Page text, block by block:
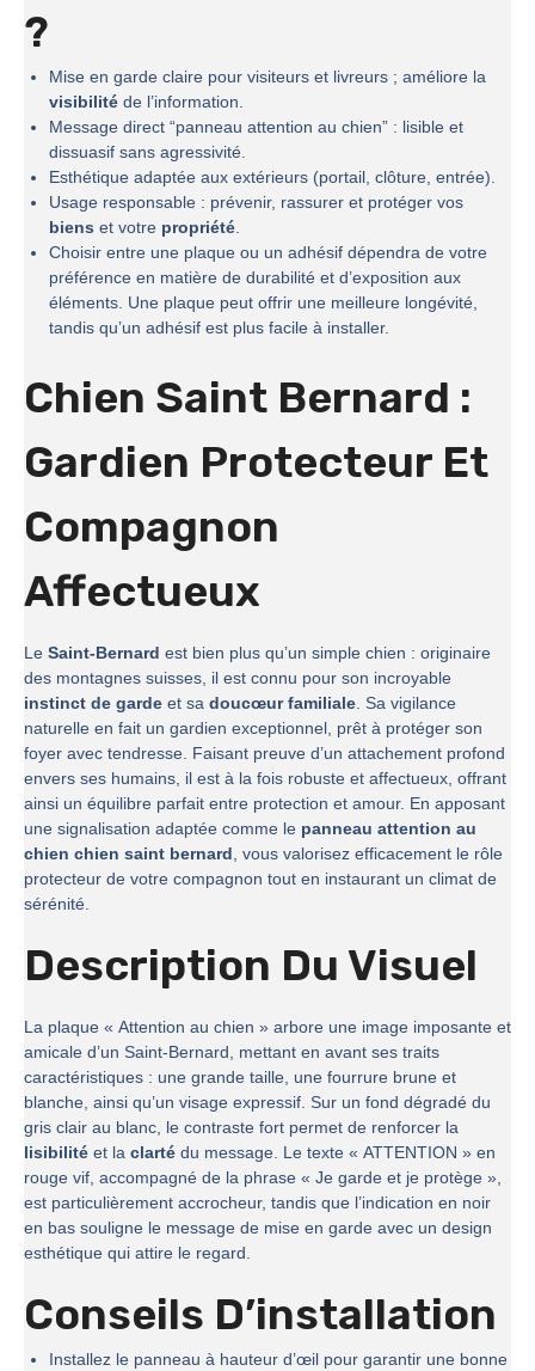
?
Mise en garde claire pour visiteurs et livreurs ; améliore la
visibilité de l’information.
Message direct “panneau attention au chien” : lisible et
dissuasif sans agressivité.
Esthétique adaptée aux extérieurs (portail, clôture, entrée).
Usage responsable : prévenir, rassurer et protéger vos
biens et votre propriété.
Choisir entre une plaque ou un adhésif dépendra de votre
préférence en matière de durabilité et d’exposition aux
éléments. Une plaque peut offrir une meilleure longévité,
tandis qu’un adhésif est plus facile à installer.
Chien Saint Bernard :
Gardien Protecteur Et
Compagnon
Affectueux
Le Saint-Bernard est bien plus qu’un simple chien : originaire
des montagnes suisses, il est connu pour son incroyable
instinct de garde et sa doucœur familiale. Sa vigilance
naturelle en fait un gardien exceptionnel, prêt à protéger son
foyer avec tendresse. Faisant preuve d’un attachement profond
envers ses humains, il est à la fois robuste et affectueux, offrant
ainsi un équilibre parfait entre protection et amour. En apposant
une signalisation adaptée comme le panneau attention au
chien chien saint bernard, vous valorisez efficacement le rôle
protecteur de votre compagnon tout en instaurant un climat de
sérénité.
Description Du Visuel
La plaque « Attention au chien » arbore une image imposante et
amicale d’un Saint-Bernard, mettant en avant ses traits
caractéristiques : une grande taille, une fourrure brune et
blanche, ainsi qu’un visage expressif. Sur un fond dégradé du
gris clair au blanc, le contraste fort permet de renforcer la
lisibilité et la clarté du message. Le texte « ATTENTION » en
rouge vif, accompagné de la phrase « Je garde et je protège »,
est particulièrement accrocheur, tandis que l’indication en noir
en bas souligne le message de mise en garde avec un design
esthétique qui attire le regard.
Conseils D’installation
Installez le panneau à hauteur d’œil pour garantir une bonne